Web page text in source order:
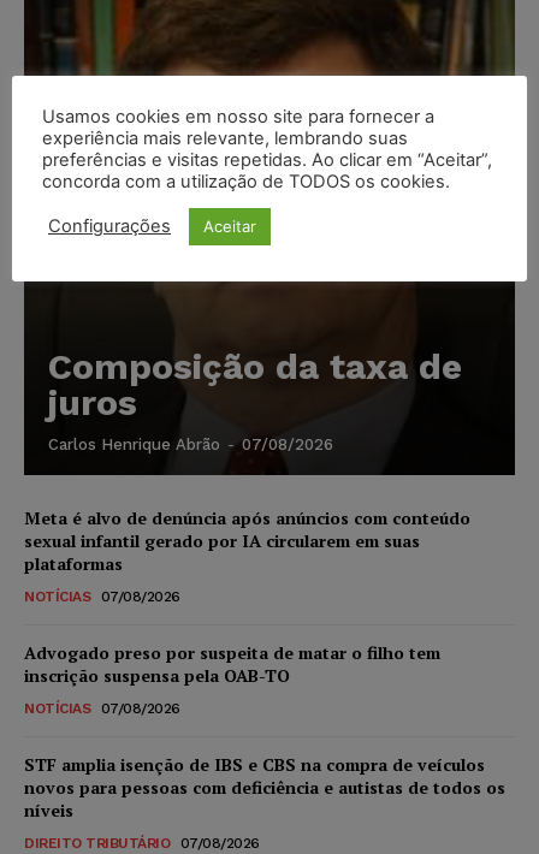
Composição da taxa de
juros
Carlos Henrique Abrão - 07/08/2026
Meta é alvo de denúncia após anúncios com conteúdo
sexual infantil gerado por IA circularem em suas
plataformas
NOTÍCIAS 07/08/2026
Advogado preso por suspeita de matar o filho tem
inscrição suspensa pela OAB-TO
NOTÍCIAS 07/08/2026
STF amplia isenção de IBS e CBS na compra de veículos
novos para pessoas com deficiência e autistas de todos os
níveis
DIREITO TRIBUTÁRIO 07/08/2026
Usamos cookies em nosso site para fornecer a
experiência mais relevante, lembrando suas
preferências e visitas repetidas. Ao clicar em “Aceitar”,
concorda com a utilização de TODOS os cookies.
Configurações Aceitar